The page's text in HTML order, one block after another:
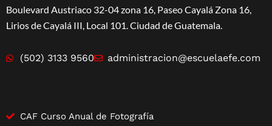
Boulevard Austriaco 32-04 zona 16, Paseo Cayalá Zona 16,
Lirios de Cayalá III, Local 101. Ciudad de Guatemala.
(502) 3133 9560 administracion@escuelaefe.com
CAF Curso Anual de Fotografía